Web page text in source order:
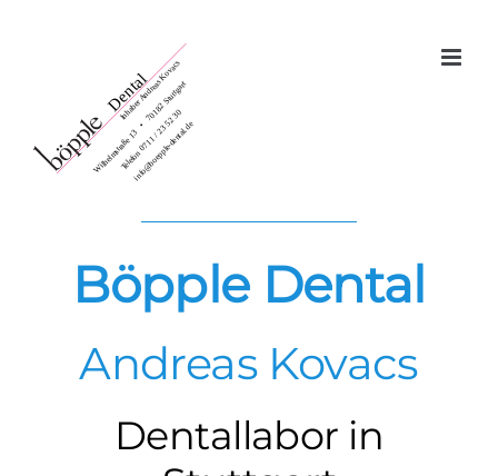
Böpple Dental
Andreas Kovacs
Dentallabor in